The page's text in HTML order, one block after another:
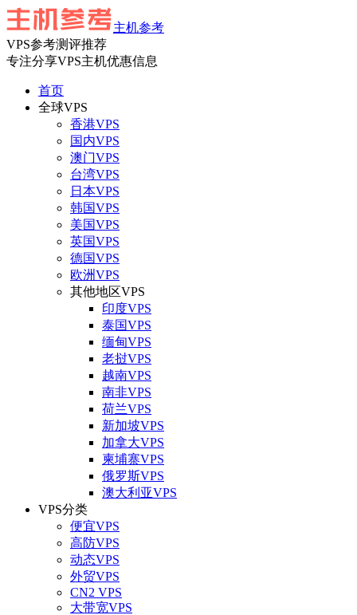
主机参考
VPS参考测评推荐
专注分享VPS主机优惠信息
首页
全球VPS
香港VPS
国内VPS
澳门VPS
台湾VPS
日本VPS
韩国VPS
美国VPS
英国VPS
德国VPS
欧洲VPS
其他地区VPS
印度VPS
泰国VPS
缅甸VPS
老挝VPS
越南VPS
南非VPS
荷兰VPS
新加坡VPS
加拿大VPS
柬埔寨VPS
俄罗斯VPS
澳大利亚VPS
VPS分类
便宜VPS
高防VPS
动态VPS
外贸VPS
CN2 VPS
大带宽VPS